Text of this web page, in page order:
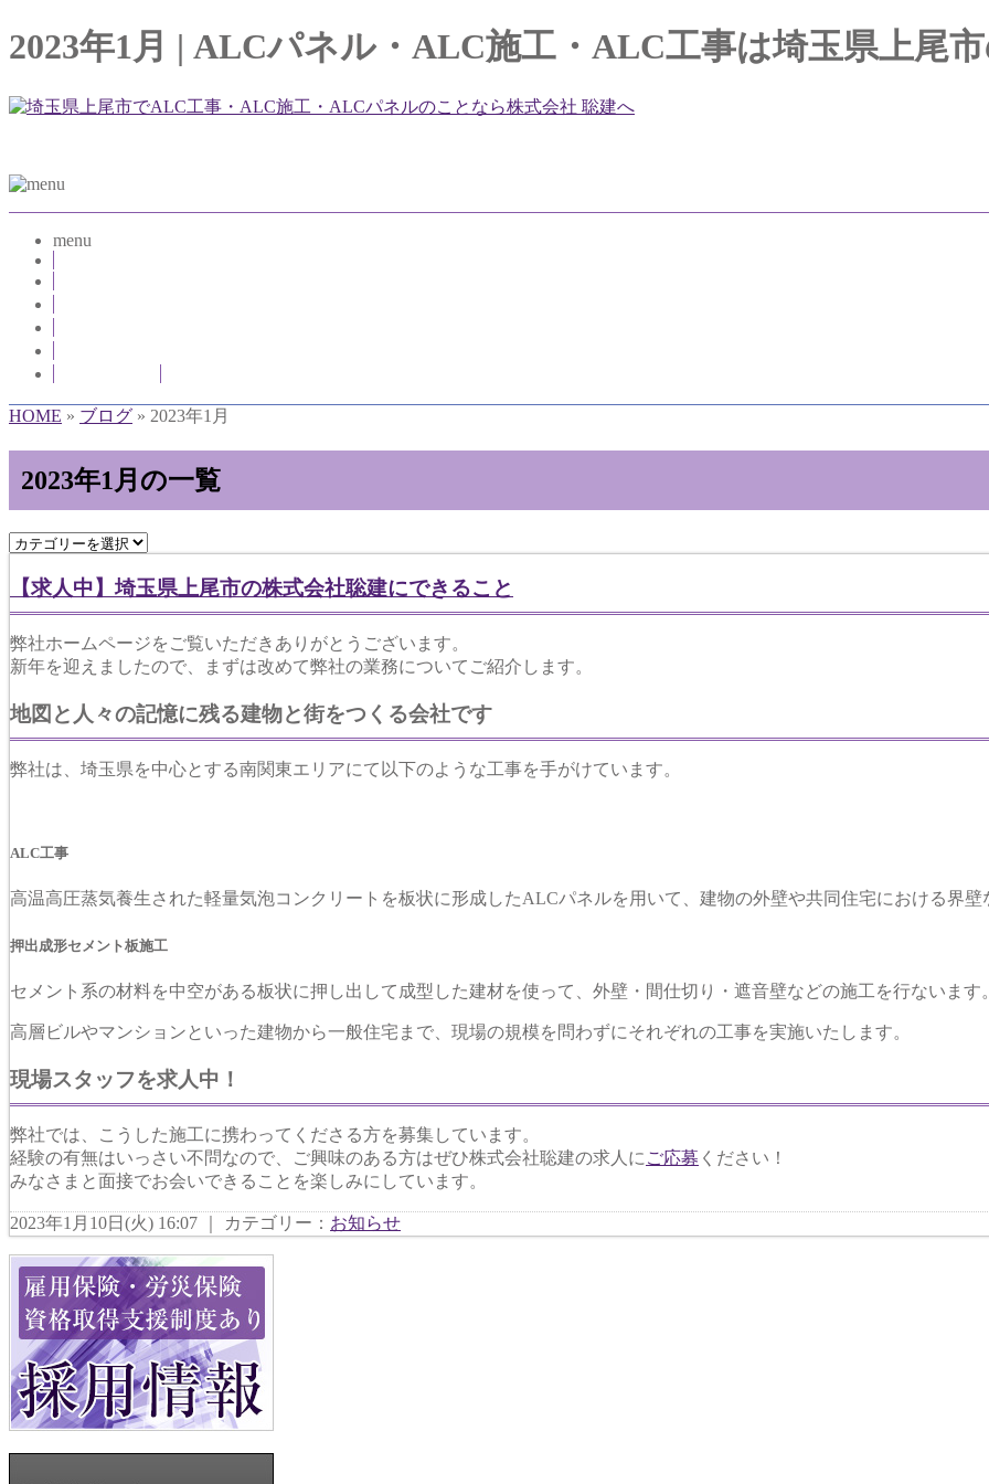
2023年1月 | ALCパネル・ALC施工・ALC工事は埼玉県上尾
menu
HOME » ブログ » 2023年1月
2023年1月の一覧
【求人中】埼玉県上尾市の株式会社聡建にできること
弊社ホームページをご覧いただきありがとうございます。
新年を迎えましたので、まずは改めて弊社の業務についてご紹介します。
地図と人々の記憶に残る建物と街をつくる会社です
弊社は、埼玉県を中心とする南関東エリアにて以下のような工事を手がけています。
ALC工事
高温高圧蒸気養生された軽量気泡コンクリートを板状に形成したALCパネルを用いて、建物の外壁や共同住宅における界
押出成形セメント板施工
セメント系の材料を中空がある板状に押し出して成型した建材を使って、外壁・間仕切り・遮音壁などの施工を行ないます
高層ビルやマンションといった建物から一般住宅まで、現場の規模を問わずにそれぞれの工事を実施いたします。
現場スタッフを求人中！
弊社では、こうした施工に携わってくださる方を募集しています。
経験の有無はいっさい不問なので、ご興味のある方はぜひ株式会社聡建の求人に ご応募 ください！
みなさまと面接でお会いできることを楽しみにしています。
2023年1月10日(火) 16:07 ｜ カテゴリー： お知らせ